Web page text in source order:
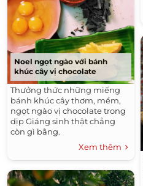
Noel ngọt ngào với bánh
khúc cây vị chocolate
Thưởng thức những miếng
bánh khúc cây thơm, mềm,
ngọt ngào vị chocolate trong
dịp Giáng sinh thật chẳng
còn gì bằng.
Xem thêm